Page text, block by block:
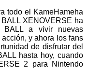
todo el KameHameha
XENOVERSE ha
BALL a vivir nuevas
y ahora los fans
de disfrutar del
hasta hoy, cuando
2 para Nintendo